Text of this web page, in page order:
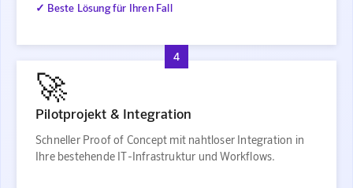
✓ Beste Lösung für Ihren Fall
4
🚀
Pilotprojekt & Integration
Schneller Proof of Concept mit nahtloser Integration in
Ihre bestehende IT-Infrastruktur und Workflows.